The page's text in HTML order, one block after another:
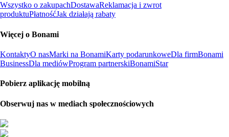
Wszystko o zakupachDostawaReklamacja i zwrot
produktuPłatnośćJak działają rabaty
Więcej o Bonami
KontaktyO nasMarki na BonamiKarty podarunkoweDla firmBonami
BusinessDla mediówProgram partnerskiBonamiStar
Pobierz aplikację mobilną
Obserwuj nas w mediach społecznościowych